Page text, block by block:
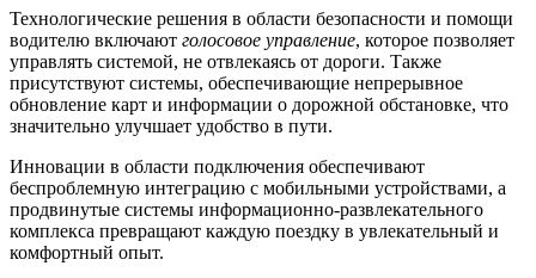
Технологические решения в области безопасности и помощи
водителю включают голосовое управление, которое позволяет
управлять системой, не отвлекаясь от дороги. Также
присутствуют системы, обеспечивающие непрерывное
обновление карт и информации о дорожной обстановке, что
значительно улучшает удобство в пути.
Инновации в области подключения обеспечивают
беспроблемную интеграцию с мобильными устройствами, а
продвинутые системы информационно-развлекательного
комплекса превращают каждую поездку в увлекательный и
комфортный опыт.